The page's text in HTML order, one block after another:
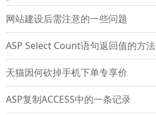
网站建设后需注意的一些问题
ASP Select Count语句返回值的方法
天猫因何砍掉手机下单专享价
ASP复制ACCESS中的一条记录